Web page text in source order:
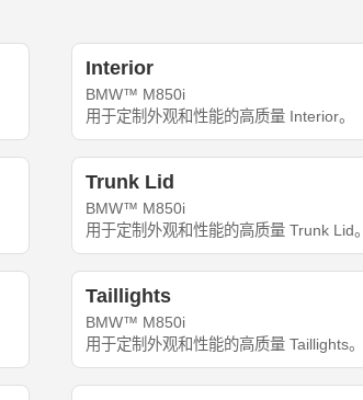
Interior
BMW™ M850i
用于定制外观和性能的高质量 Interior。
Trunk Lid
BMW™ M850i
用于定制外观和性能的高质量 Trunk Lid。
Taillights
BMW™ M850i
用于定制外观和性能的高质量 Taillights。